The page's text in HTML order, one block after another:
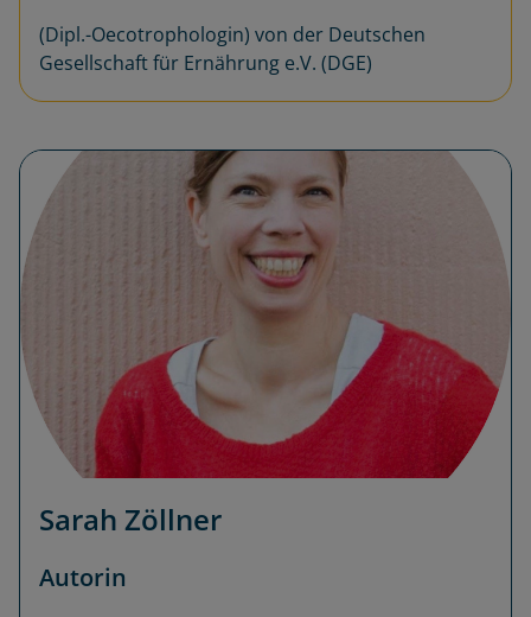
(Dipl.-Oecotrophologin) von der Deutschen
Gesellschaft für Ernährung e.V. (DGE)
Sarah Zöllner
Autorin